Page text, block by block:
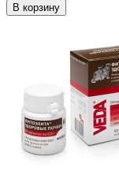
В корзину